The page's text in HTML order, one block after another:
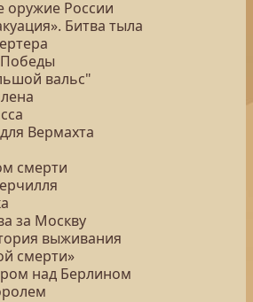
оружие России
Битва тыла
Победы
вальс"
Вермахта
смерти
за Москву
выживания
смерти»
над Берлином